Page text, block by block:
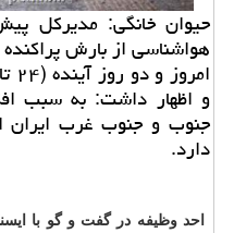
حیوان خانگی: مدیركل
هواشناسی از بارش
و اظهار داشت: به سبب
جنوب و جنوب غرب ایران
دارد.
احد وظیفه در گفت و گو با